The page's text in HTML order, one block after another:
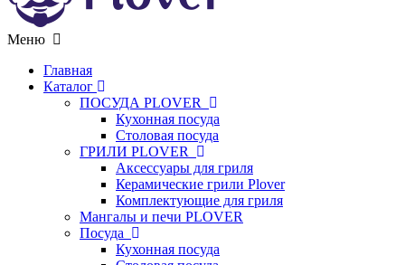
Меню
Главная
Каталог
ПОСУДА PLOVER
Кухонная посуда
Столовая посуда
ГРИЛИ PLOVER
Аксессуары для гриля
Керамические грили Plover
Комплектующие для гриля
Мангалы и печи PLOVER
Посуда
Кухонная посуда